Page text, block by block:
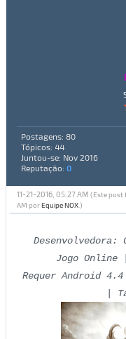
Postagens: 80
Tópicos: 44
Juntou-se: Nov 2016
Reputação: 0
11-21-2016, 05:27 AM (Este post
AM porEquipe NOX.)
Jogo Online
Requer Android
|